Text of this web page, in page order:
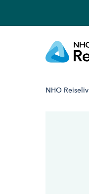
NHO Reiseliv